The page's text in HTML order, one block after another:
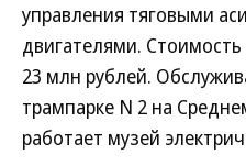
управления тяговыми
двигателями.
23 млн рублей.
трампарке N 2 на
работает музей